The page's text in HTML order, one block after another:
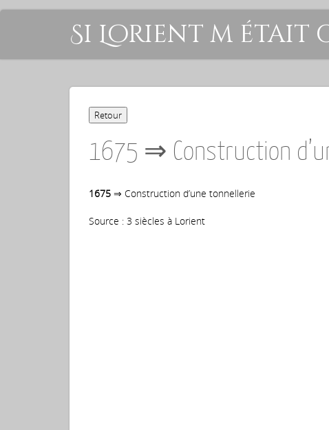
Si Lorient m était
1675 ⇒ Construction
1675 ⇒ Construction d’une tonnellerie
Source : 3 siècles à Lorient